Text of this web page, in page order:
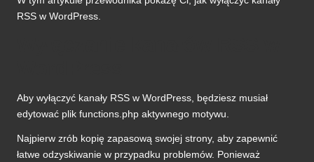
RSS w WordPress.
Aby wyłączyć kanały RSS w WordPress, będziesz musiał
edytować plik functions.php aktywnego motywu.
Najpierw zrób kopię zapasową swojej strony, aby zapewnić
łatwe odzyskiwanie w przypadku problemów. Ponieważ